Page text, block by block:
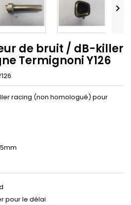

de bruit / dB-killer
Termignoni Y126
racing (non homologué) pour
pour le délai